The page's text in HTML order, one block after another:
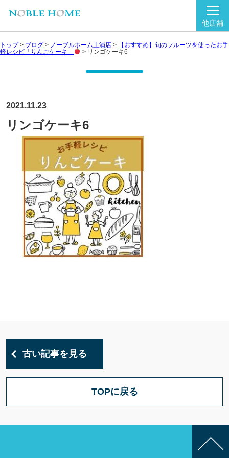
他店舗
トップ> ブログ > ノーブルホーム土浦店 >
【おすすめ】旬のフルーツを使ったお手
軽レシピ「りんごケーキ」
> リンゴケーキ6
2021.11.23
リンゴケーキ6
古い記事を見る
TOPに戻る